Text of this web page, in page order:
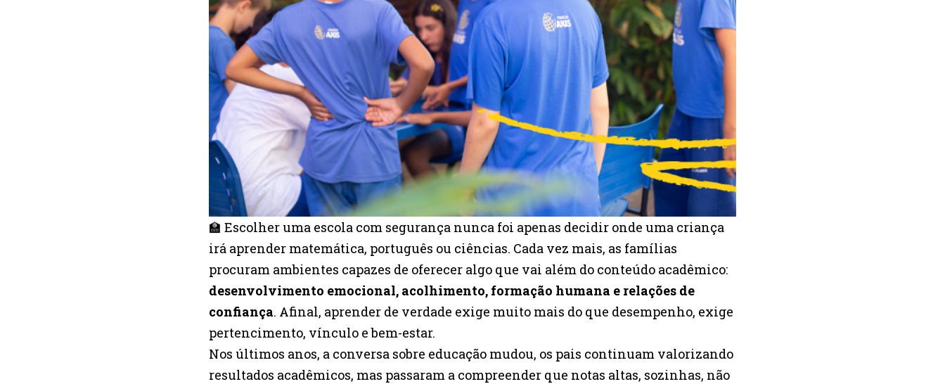
🏫 Escolher uma escola com segurança nunca foi apenas decidir onde uma criança
irá aprender matemática, português ou ciências. Cada vez mais, as famílias
procuram ambientes capazes de oferecer algo que vai além do conteúdo acadêmico:
desenvolvimento emocional, acolhimento, formação humana e relações de
confiança. Afinal, aprender de verdade exige muito mais do que desempenho, exige
pertencimento, vínculo e bem-estar.
Nos últimos anos, a conversa sobre educação mudou, os pais continuam valorizando
resultados acadêmicos, mas passaram a compreender que notas altas, sozinhas, não